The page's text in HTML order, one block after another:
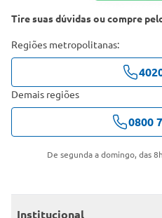
Tire suas dúvidas ou compre
Regiões metropolitanas:
Demais regiões
0800
De segunda a domingo, das
Institucional